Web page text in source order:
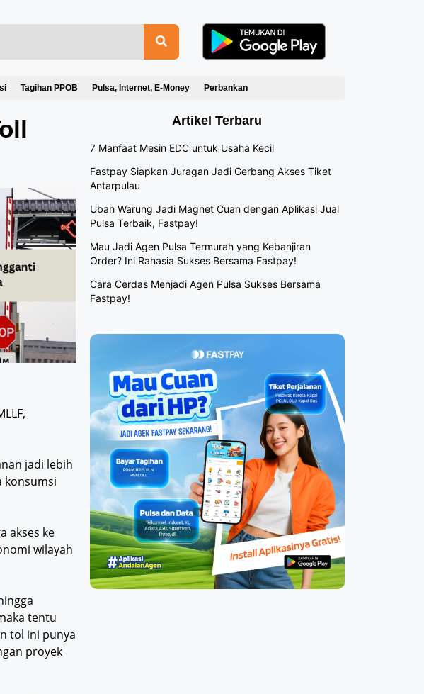
Tagihan PPOB Pulsa, Internet, E-Money Perbankan
jadi lebih
konsumsi
akses ke
wilayah
tentu
tol ini punya
proyek
Artikel Terbaru
7 Manfaat Mesin EDC untuk Usaha Kecil
Fastpay Siapkan Juragan Jadi Gerbang Akses Tiket
Antarpulau
Ubah Warung Jadi Magnet Cuan dengan Aplikasi Jual
Pulsa Terbaik, Fastpay!
Mau Jadi Agen Pulsa Termurah yang Kebanjiran
Order? Ini Rahasia Sukses Bersama Fastpay!
Cara Cerdas Menjadi Agen Pulsa Sukses Bersama
Fastpay!